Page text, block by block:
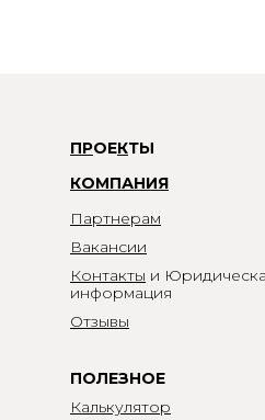
ПРОЕКТЫ
КОМПАНИЯ
Партнерам
Вакансии
Контакты и
информация
Отзывы
ПОЛЕЗНОЕ
Калькулятор